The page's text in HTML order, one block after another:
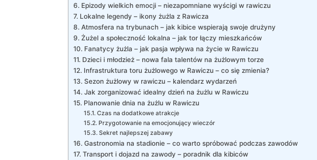
Epizody wielkich emocji – niezapomniane wyścigi w rawiczu
Lokalne legendy – ikony żużla z Rawicza
Atmosfera na trybunach – jak kibice wspierają swoje drużyny
Żużel a społeczność lokalna – jak tor łączy mieszkańców
Fanatycy żużla – jak pasja wpływa na życie w Rawiczu
Dzieci i młodzież – nowa fala talentów na żużlowym torze
Infrastruktura toru żużlowego w Rawiczu – co się zmienia?
Sezon żużlowy w rawiczu – kalendarz wydarzeń
Jak zorganizować idealny dzień na żużlu w Rawiczu
Planowanie dnia na żużlu w Rawiczu
Czas na dodatkowe atrakcje
Przygotowanie na emocjonujący wieczór
Sekret najlepszej zabawy
Gastronomia na stadionie – co warto spróbować podczas zawodów
Transport i dojazd na zawody – poradnik dla kibiców